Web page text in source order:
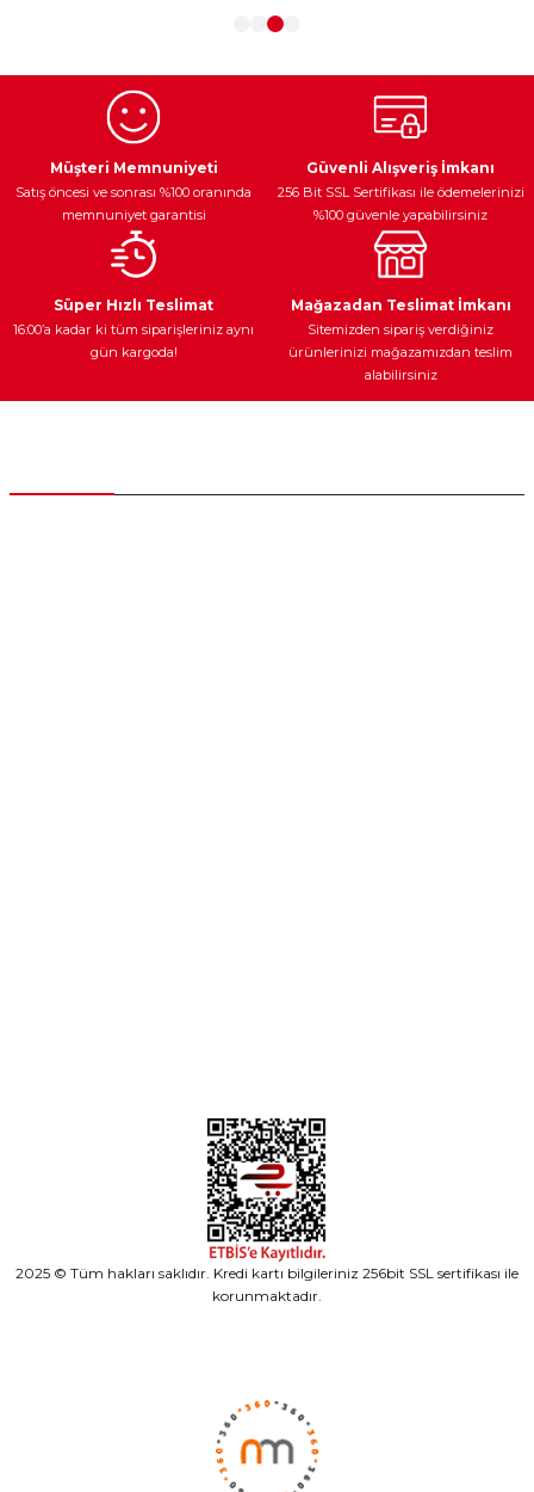
Ürün bilgilerinde hatalar bulunuyor.
Müşteri Memnuniyeti
Satış öncesi ve sonrası %100 oranında
memnuniyet garantisi
Güvenli Alışveriş İmkanı
256 Bit SSL Sertifikası ile ödemelerinizi
%100 güvenle yapabilirsiniz
Süper Hızlı Teslimat
16:00’a kadar ki tüm siparişleriniz aynı
gün kargoda!
Mağazadan Teslimat İmkanı
Sitemizden sipariş verdiğiniz
ürünlerinizi mağazamızdan teslim
alabilirsiniz
2025 © Tüm hakları saklıdır. Kredi kartı bilgileriniz 256bit SSL sertifikası ile
korunmaktadır.